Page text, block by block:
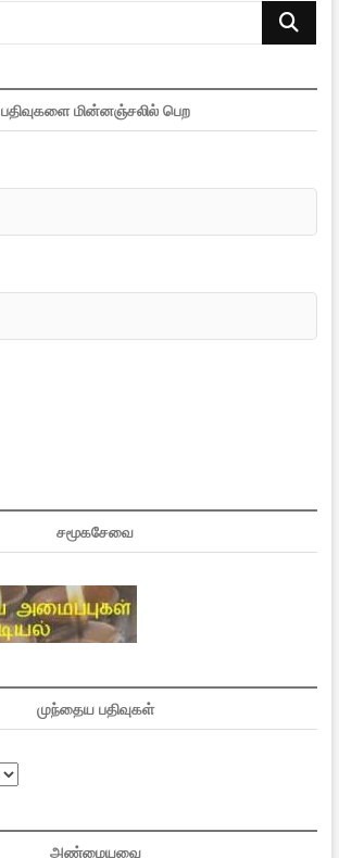
Search
பதிவுகளை மின்னஞ்சலில் பெற
சமூகசேவை
முந்தைய பதிவுகள்
அண்மையவை